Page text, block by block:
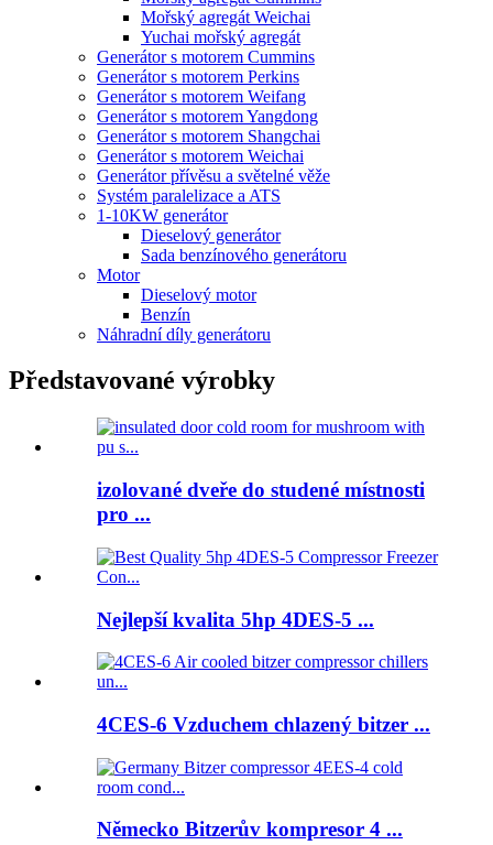
Mořský agregát Weichai
Yuchai mořský agregát
Generátor s motorem Cummins
Generátor s motorem Perkins
Generátor s motorem Weifang
Generátor s motorem Yangdong
Generátor s motorem Shangchai
Generátor s motorem Weichai
Generátor přívěsu a světelné věže
Systém paralelizace a ATS
1-10KW generátor
Dieselový generátor
Sada benzínového generátoru
Motor
Dieselový motor
Benzín
Náhradní díly generátoru
Představované výrobky
izolované dveře do studené místnosti
pro ...
Nejlepší kvalita 5hp 4DES-5 ...
4CES-6 Vzduchem chlazený bitzer ...
Německo Bitzerův kompresor 4 ...